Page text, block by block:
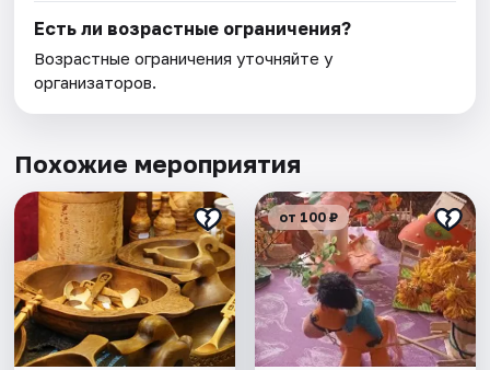
Есть ли возрастные ограничения?
Возрастные ограничения уточняйте у
организаторов.
Похожие мероприятия
от 100 ₽